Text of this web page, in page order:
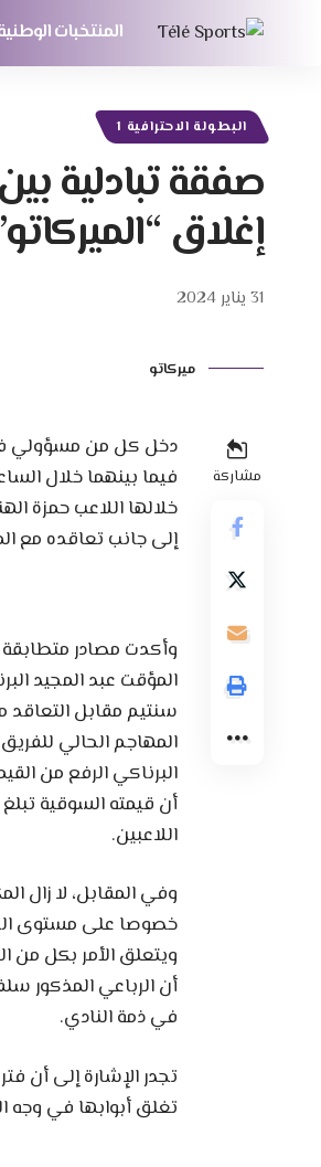
المنتخبات
البطولة الاحترافية 1
صفقة تبادلية
إغلاق
31 يناير 2024
ميركاتو
مشاركة
دخل كل من مسؤولي
فيما بينهما خلال
خلالها اللاعب حمزة
إلى جانب تعاقده مع
وأكدت مصادر متطابقة
سنتيم مقابل التعاقد
المهاجم الحالي
البرناكي الرفع من
اللاعبين.
وفي المقابل، لا زال
خصوصا على مستوى
ويتعلق الأمر بكل من
أن الرباعي المذكور
في ذمة النادي.
تجدر الإشارة إلى أن
تغلق أبوابها في وجه